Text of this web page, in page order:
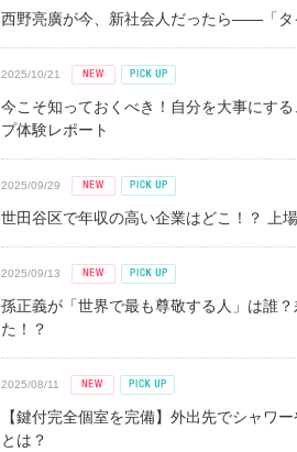
西野亮廣が今、新社会人だったら――「タ
2025/10/21
今こそ知っておくべき！自分を大事にす
プ体験レポート
2025/09/29
世田谷区で年収の高い企業はどこ！？ 上
2025/09/13
孫正義が「世界で最も尊敬する人」は誰
た！？
2025/08/11
【鍵付完全個室を完備】外出先でシャワ
とは？